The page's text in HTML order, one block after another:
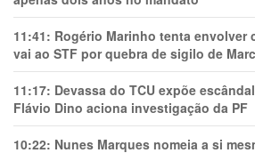
11:41: Rogério Marinho tenta envolver
vai ao STF por quebra de sigilo de
11:17: Devassa do TCU expõe
Flávio Dino aciona investigação da PF
10:22: Nunes Marques nomeia a si